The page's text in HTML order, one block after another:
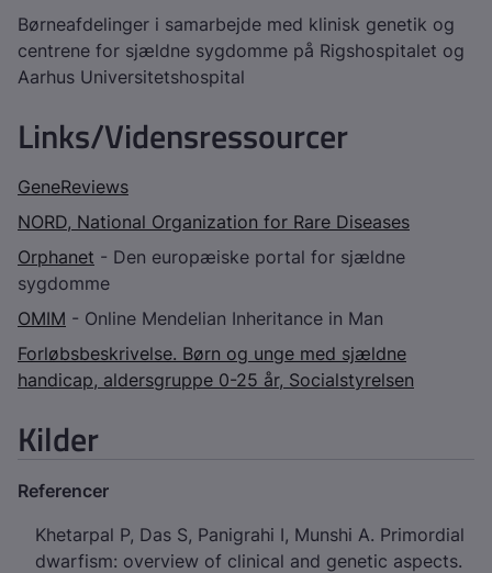
Børneafdelinger i samarbejde med klinisk genetik og
centrene for sjældne sygdomme på Rigshospitalet og
Aarhus Universitetshospital
Links/Vidensressourcer
GeneReviews
NORD, National Organization for Rare Diseases
Orphanet - Den europæiske portal for sjældne
sygdomme
OMIM - Online Mendelian Inheritance in Man
Forløbsbeskrivelse. Børn og unge med sjældne
handicap, aldersgruppe 0-25 år, Socialstyrelsen
Kilder
Referencer
Khetarpal P, Das S, Panigrahi I, Munshi A. Primordial
dwarfism: overview of clinical and genetic aspects.